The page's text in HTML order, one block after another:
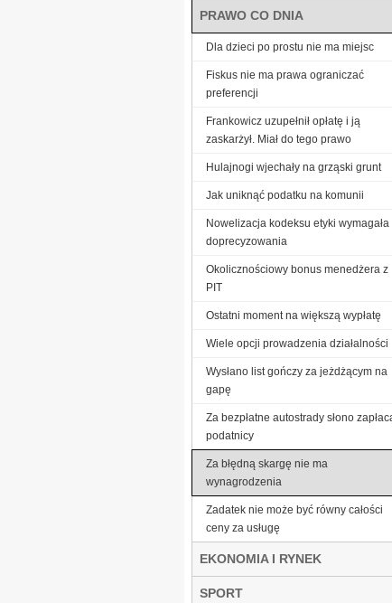
PRAWO CO DNIA
Dla dzieci po prostu nie ma miejsc
Fiskus nie ma prawa ograniczać
preferencji
Frankowicz uzupełnił opłatę i ją
zaskarżył. Miał do tego prawo
Hulajnogi wjechały na grząski grunt
Jak uniknąć podatku na komunii
Nowelizacja kodeksu etyki wymagała
doprecyzowania
Okolicznościowy bonus menedżera z
PIT
Ostatni moment na większą wypłatę
Wiele opcji prowadzenia działalności
Wysłano list gończy za jeżdżącym na
gapę
Za bezpłatne autostrady słono
podatnicy
Za błędną skargę nie ma
wynagrodzenia
Zadatek nie może być równy całości
ceny za usługę
EKONOMIA I RYNEK
SPORT